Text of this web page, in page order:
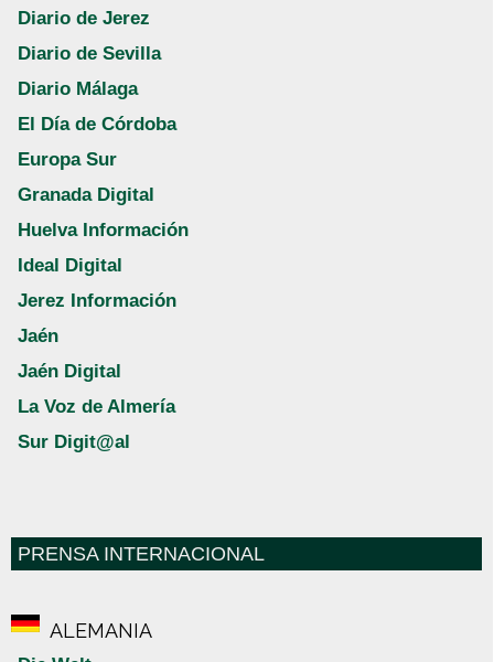
Diario de Jerez
Diario de Sevilla
Diario Málaga
El Día de Córdoba
Europa Sur
Granada Digital
Huelva Información
Ideal Digital
Jerez Información
Jaén
Jaén Digital
La Voz de Almería
Sur Digit@al
PRENSA INTERNACIONAL
ALEMANIA